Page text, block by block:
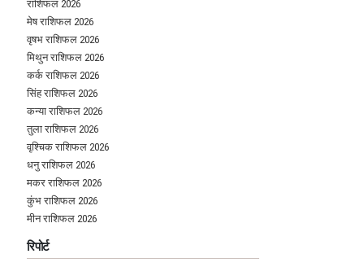
राशिफल 2026
मेष राशिफल 2026
वृषभ राशिफल 2026
मिथुन राशिफल 2026
कर्क राशिफल 2026
सिंह राशिफल 2026
कन्या राशिफल 2026
तुला राशिफल 2026
वृश्चिक राशिफल 2026
धनु राशिफल 2026
मकर राशिफल 2026
कुंभ राशिफल 2026
मीन राशिफल 2026
रिपोर्ट